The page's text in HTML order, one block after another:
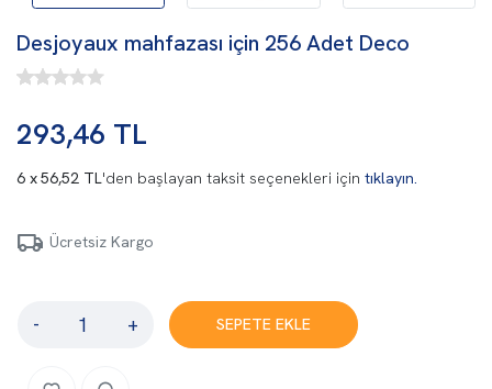
Desjoyaux mahfazası için 256 Adet Deco
293,46 TL
56,52 TL'den başlayan taksit seçenekleri için tıklayın.
Ücretsiz Kargo
- + SEPETE EKLE